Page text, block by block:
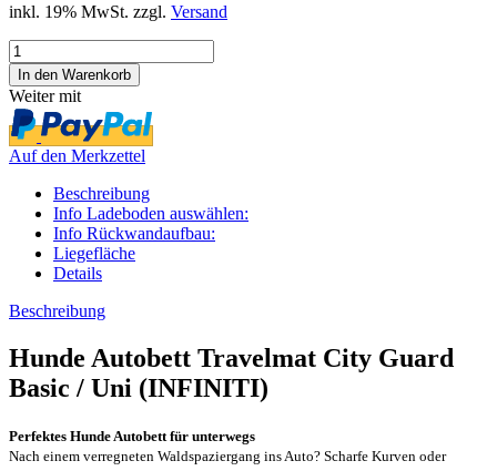
inkl. 19% MwSt. zzgl. Versand
Weiter mit
Auf den Merkzettel
Beschreibung
Info Ladeboden auswählen:
Info Rückwandaufbau:
Liegefläche
Details
Beschreibung
Hunde Autobett Travelmat City Guard
Basic / Uni (INFINITI)
Perfektes Hunde Autobett für unterwegs
Nach einem verregneten Waldspaziergang ins Auto? Scharfe Kurven oder